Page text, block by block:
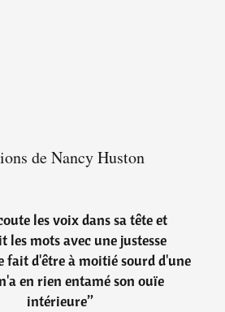
de Nancy Huston
les voix dans sa tête et
les mots avec une justesse
fait d'être à moitié sourd d'une
en rien entamé son ouïe
intérieure”